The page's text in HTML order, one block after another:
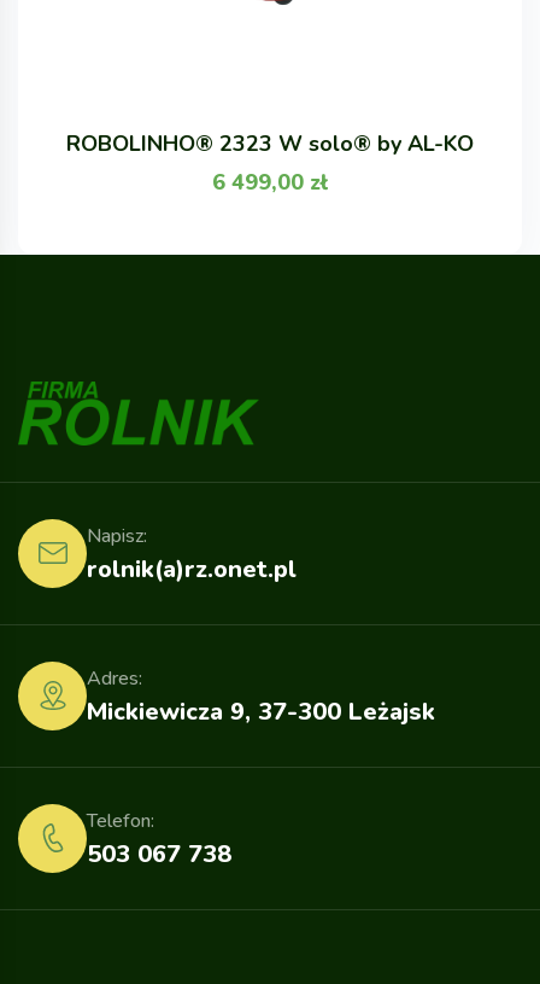
ROBOLINHO® 2323 W solo® by AL-KO
6 499,00 zł
rolnik(a)rz.onet.pl
Napisz:
Mickiewicza 9, 37-300 Leżajsk
Adres:
503 067 738
Telefon: